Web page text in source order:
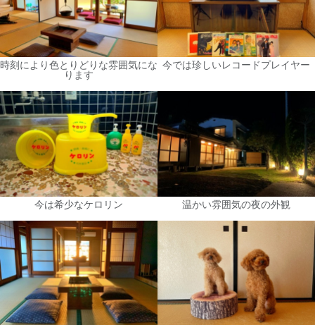
時刻により色とりどりな雰囲気にな
ります
今では珍しいレコードプレイヤー
今は希少なケロリン 温かい雰囲気の夜の外観